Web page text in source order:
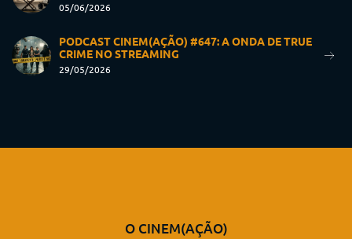
05/06/2026
PODCAST CINEM(AÇÃO) #647: A ONDA DE TRUE
CRIME NO STREAMING
29/05/2026
O CINEM(AÇÃO)